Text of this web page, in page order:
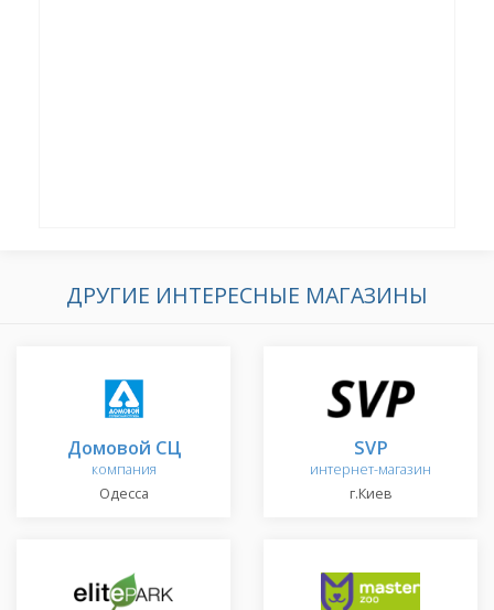
ДРУГИЕ ИНТЕРЕСНЫЕ МАГАЗИНЫ
Домовой СЦ
компания
Одесса
SVP
интернет-магазин
г.Киев